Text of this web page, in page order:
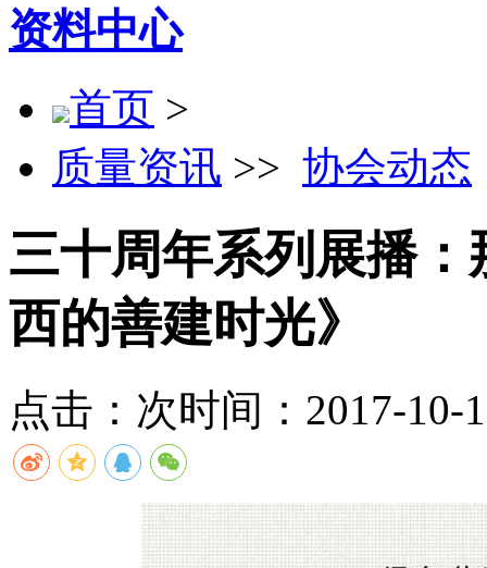
资料中心
首页 >
质量资讯 >> 协会动态
三十周年系列展播：
西的善建时光》
点击： 次时间：2017-10-